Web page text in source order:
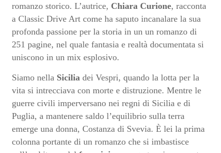
romanzo storico. L’autrice, Chiara Curione, racconta
a Classic Drive Art come ha saputo incanalare la sua
profonda passione per la storia in un un romanzo di
251 pagine, nel quale fantasia e realtà documentata si
uniscono in un mix esplosivo.
Siamo nella Sicilia dei Vespri, quando la lotta per la
vita si intrecciava con morte e distruzione. Mentre le
guerre civili imperversano nei regni di Sicilia e di
Puglia, a mantenere saldo l’equilibrio sulla terra
emerge una donna, Costanza di Svevia. È lei la prima
colonna portante di un romanzo che si imbastisce